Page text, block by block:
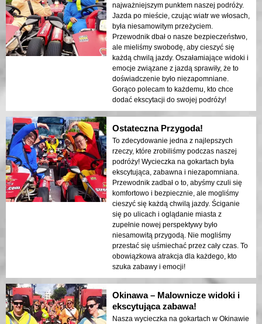
najważniejszym punktem naszej podróży.
Jazda po mieście, czując wiatr we włosach,
była niesamowitym przeżyciem.
Przewodnik dbał o nasze bezpieczeństwo,
ale mieliśmy swobodę, aby cieszyć się
każdą chwilą jazdy. Oszałamiające widoki i
emocje związane z jazdą sprawiły, że to
doświadczenie było niezapomniane.
Gorąco polecam to każdemu, kto chce
dodać ekscytacji do swojej podróży!
Ostateczna Przygoda!
To zdecydowanie jedna z najlepszych
rzeczy, które zrobiliśmy podczas naszej
podróży! Wycieczka na gokartach była
ekscytująca, zabawna i niezapomniana.
Przewodnik zadbał o to, abyśmy czuli się
komfortowo i bezpiecznie, ale mogliśmy
cieszyć się każdą chwilą jazdy. Ściganie
się po ulicach i oglądanie miasta z
zupełnie nowej perspektywy było
niesamowitą przygodą. Nie mogliśmy
przestać się uśmiechać przez cały czas. To
obowiązkowa atrakcja dla każdego, kto
szuka zabawy i emocji!
Okinawa – Malownicze widoki i
ekscytująca zabawa!
Nasza wycieczka na gokartach w Okinawie